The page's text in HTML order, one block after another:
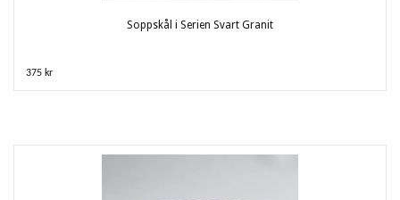
Soppskål i Serien Svart Granit
375 kr